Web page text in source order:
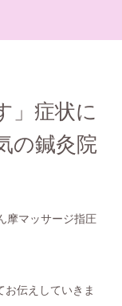
」症状に
の鍼灸院
摩マッサージ指圧
伝えしていきま